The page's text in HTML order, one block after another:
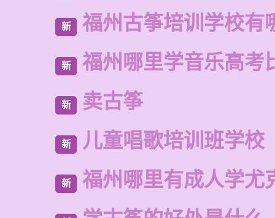
新 福州古筝培训学校有
新 福州哪里学音乐高考
新 卖古筝
新 儿童唱歌培训班学校
新 福州哪里有成人学尤